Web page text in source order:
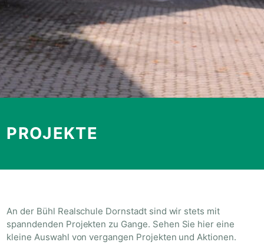
PROJEKTE
An der Bühl Realschule Dornstadt sind wir stets mit
spanndenden Projekten zu Gange. Sehen Sie hier eine
kleine Auswahl von vergangen Projekten und Aktionen.